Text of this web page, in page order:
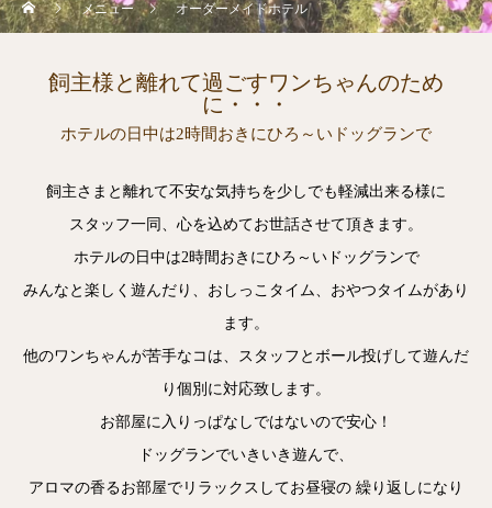
メニュー オーダーメイドホテル
飼主様と離れて過ごすワンちゃんのため
に・・・
ホテルの日中は2時間おきにひろ～いドッグランで
飼主さまと離れて不安な気持ちを少しでも軽減出来る様に
スタッフ一同、心を込めてお世話させて頂きます。
ホテルの日中は2時間おきにひろ～いドッグランで
みんなと楽しく遊んだり、おしっこタイム、おやつタイムがあり
ます。
他のワンちゃんが苦手なコは、スタッフとボール投げして遊んだ
り個別に対応致します。
お部屋に入りっぱなしではないので安心！
ドッグランでいきいき遊んで、
アロマの香るお部屋でリラックスしてお昼寝の 繰り返しになり